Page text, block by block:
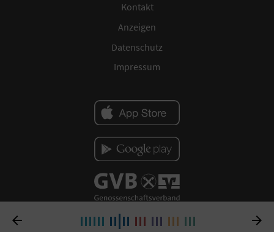
 
Kontakt
Anzeigen
Datenschutz
Impressum